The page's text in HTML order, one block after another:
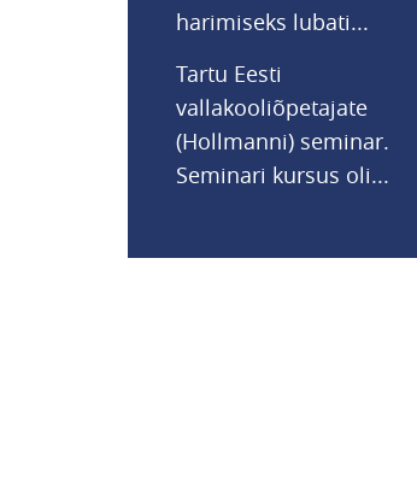
harimiseks lubati...
Tartu Eesti
vallakooliõpetajate
(Hollmanni) seminar.
Seminari kursus oli...